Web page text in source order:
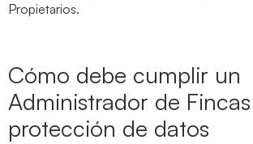
Propietarios.
Cómo debe cumplir un
Administrador de
protección de datos